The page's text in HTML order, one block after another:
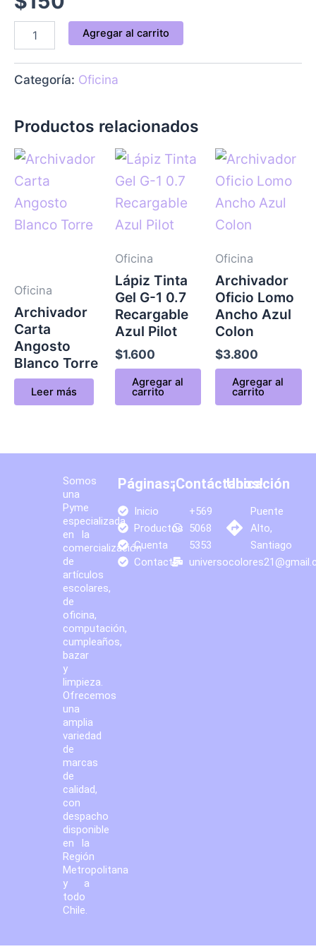
Agregar al carrito
Categoría: Oficina
Productos relacionados
Oficina
Archivador
Carta
Angosto
Blanco Torre
Leer más
Oficina
Lápiz Tinta
Gel G-1 0.7
Recargable
Azul Pilot
$1.600
Agregar al
carrito
Oficina
Archivador
Oficio Lomo
Ancho Azul
Colon
$3.800
Agregar al
carrito
Somos
una
Pyme
especializada
en la
comercialización
de
artículos
escolares,
de
oficina,
computación,
cumpleaños,
bazar
y
limpieza.
Ofrecemos
una
amplia
variedad
de
marcas
de
calidad,
con
despacho
disponible
en la
Región
Metropolitana
y a
todo
Chile.
Páginas:
Inicio
Productos
Cuenta
Contacto
¡Contáctanos!
+569
5068
5353
Ubicación
Puente
Alto,
Santiago